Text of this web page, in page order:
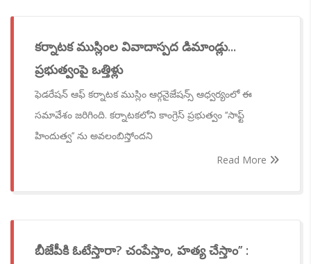
కర్నాటక ముస్లింల వివాదాస్పద డిమాండ్లు...
ప్రభుత్వంపై ఒత్తిళ్లు
ఫెడరేషన్ ఆఫ్ కర్నాటక ముస్లిం ఆర్గనైజేషన్స్ ఆధ్వర్యంలో ఈ
సమావేశం జరిగింది. కర్నాటకలోని కాంగ్రెస్ ప్రభుత్వం ‘‘సాఫ్ట్
హిందుత్వ’’ ను అవలంబిస్తోందని
Read More
బీజేపీకి ఓటేస్తారా? చంపేస్తాం, హత్య చేస్తాం’’ :